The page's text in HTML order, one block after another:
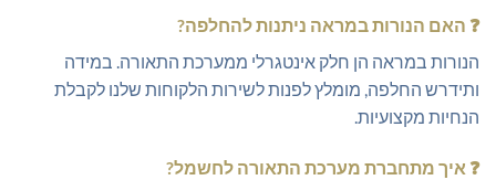
❓ האם הנורות במראה ניתנות להחלפה?
הנורות במראה הן חלק אינטגרלי ממערכת התאורה. במידה
ותידרש החלפה, מומלץ לפנות לשירות הלקוחות שלנו לקבלת
הנחיות מקצועיות.
❓ איך מתחברת מערכת התאורה לחשמל?